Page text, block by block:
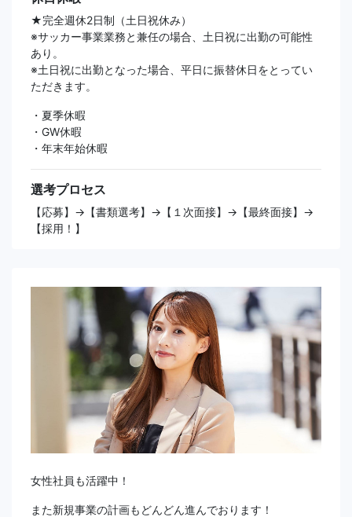
★完全週休2日制（土日祝休み）
※サッカー事業業務と兼任の場合、土日祝に出勤の可能性
あり。
※土日祝に出勤となった場合、平日に振替休日をとってい
ただきます。
・夏季休暇
・GW休暇
・年末年始休暇
選考プロセス
【応募】→【書類選考】→【１次面接】→【最終面接】→
【採用！】
女性社員も活躍中！
また新規事業の計画もどんどん進んでおります！